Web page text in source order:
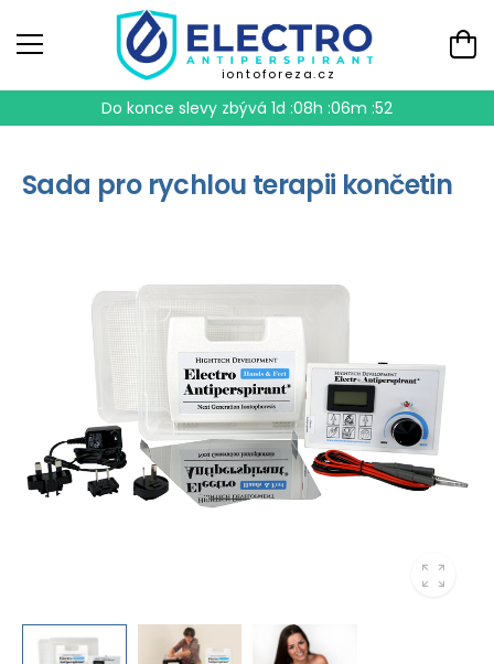
iontoforeza.cz
Do konce slevy zbývá 1d :08h :06m :52
Sada pro rychlou terapii končetin